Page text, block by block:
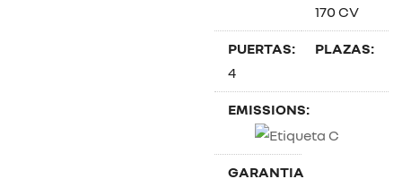
170 CV
PUERTAS:
4
PLAZAS:
EMISSIONS:
GARANTIA